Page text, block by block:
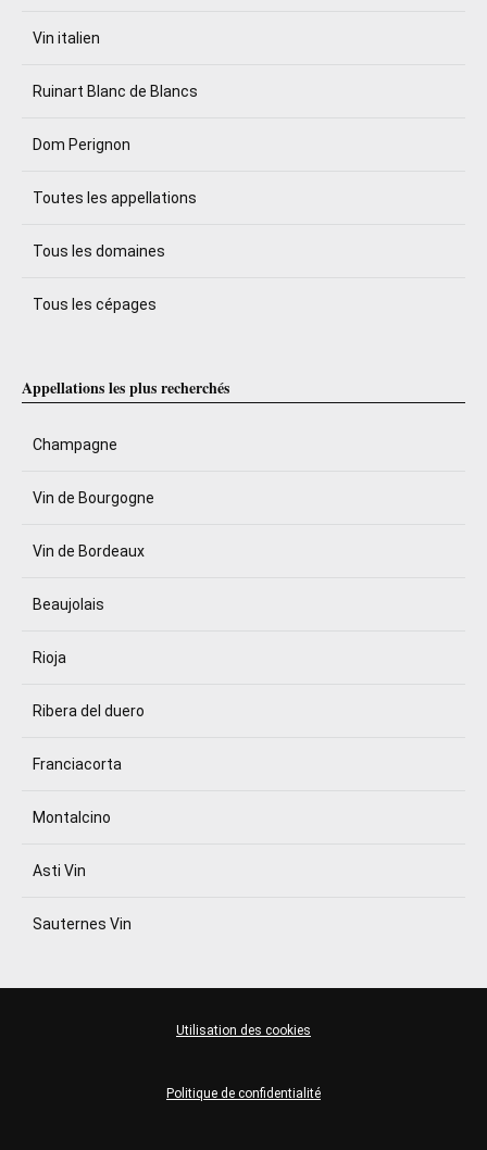
Vin italien
Ruinart Blanc de Blancs
Dom Perignon
Toutes les appellations
Tous les domaines
Tous les cépages
Appellations les plus recherchés
Champagne
Vin de Bourgogne
Vin de Bordeaux
Beaujolais
Rioja
Ribera del duero
Franciacorta
Montalcino
Asti Vin
Sauternes Vin
Politique de confidentialité
Utilisation des cookies